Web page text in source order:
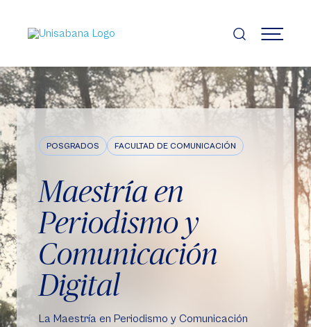
contenido
principal
MENÚ
POSGRADOS FACULTAD DE COMUNICACIÓN
Maestría en
Periodismo y
Comunicación
Digital
La Maestría en Periodismo y Comunicación